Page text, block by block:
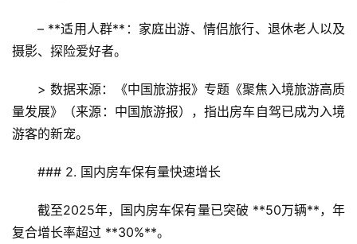
– **适用人群**：家庭出游、情侣旅行、退休老人以及
摄影、探险爱好者。
> 数据来源：《中国旅游报》专题《聚焦入境旅游高质
量发展》（来源：中国旅游报），指出房车自驾已成为入境
游客的新宠。
### 2. 国内房车保有量快速增长
截至2025年，国内房车保有量已突破 **50万辆**，年
复合增长率超过 **30%**。